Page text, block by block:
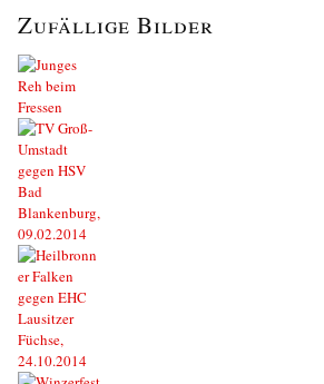
Zufällige Bilder